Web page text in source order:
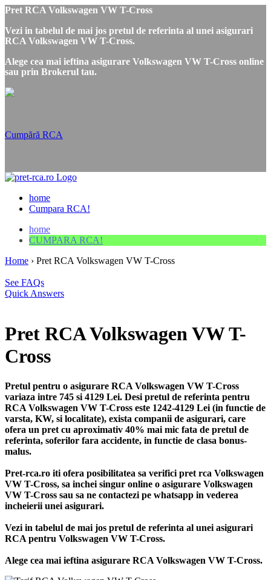
Pret RCA Volkswagen VW T-Cross
Vezi in tabelul de mai jos pretul de referinta al unei asigurari
RCA Volkswagen VW T-Cross.
Alege cea mai ieftina asigurare Volkswagen VW T-Cross online
sau prin Brokerul tau.
Cumpără RCA
home
Cumpara RCA!
home
CUMPARA RCA!
Home › Pret RCA Volkswagen VW T-Cross
See FAQs
Quick Answers
Pret RCA Volkswagen VW T-
Cross
Pretul pentru o asigurare RCA Volkswagen VW T-Cross
variaza intre 745 si 4129 Lei. Desi pretul de referinta pentru
RCA Volkswagen VW T-Cross este 1242-4129 Lei (in functie de
varsta, KW, si localitate), exista companii de asigurari, care
ofera un pret cu aproximativ 40% mai mic fata de pretul de
referinta, soferilor fara accidente, in functie de clasa bonus-
malus.
Pret-rca.ro iti ofera posibilitatea sa verifici pret rca Volkswagen
VW T-Cross, sa inchei singur online o asigurare Volkswagen
VW T-Cross sau sa ne contactezi pe whatsapp in vederea
incheierii unei asigurari.
Vezi in tabelul de mai jos pretul de referinta al unei asigurari
RCA pentru Volkswagen VW T-Cross.
Alege cea mai ieftina asigurare RCA Volkswagen VW T-Cross.